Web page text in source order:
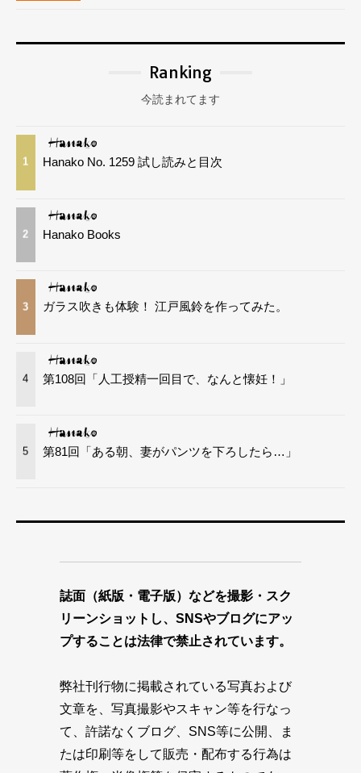
Ranking
今読まれてます
1 Hanako No. 1259 試し読みと目次
2 Hanako Books
3 ガラス吹きも体験！ 江戸風鈴を作ってみた。
4 第108回「人工授精一回目で、なんと懐妊！」
5 第81回「ある朝、妻がパンツを下ろしたら…」
誌面（紙版・電子版）などを撮影・スク
リーンショットし、SNSやブログにアッ
プすることは法律で禁止されています。
弊社刊行物に掲載されている写真および
文章を、写真撮影やスキャン等を行なっ
て、許諾なくブログ、SNS等に公開、ま
たは印刷等をして販売・配布する行為は